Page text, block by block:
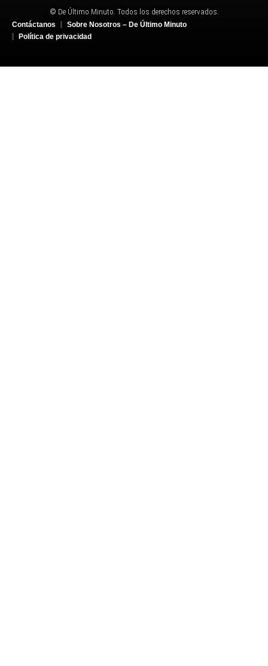
© De Último Minuto. Todos los derechos reservados.
Contáctanos
Sobre Nosotros – De Último Minuto
Política de privacidad